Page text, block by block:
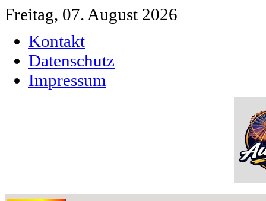
Freitag, 07. August 2026
Kontakt
Datenschutz
Impressum